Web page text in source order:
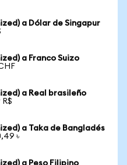
a Dólar de Singapur
a Franco Suizo
a Real brasileño
R$
a Taka de Bangladés
৳
a Peso Filipino